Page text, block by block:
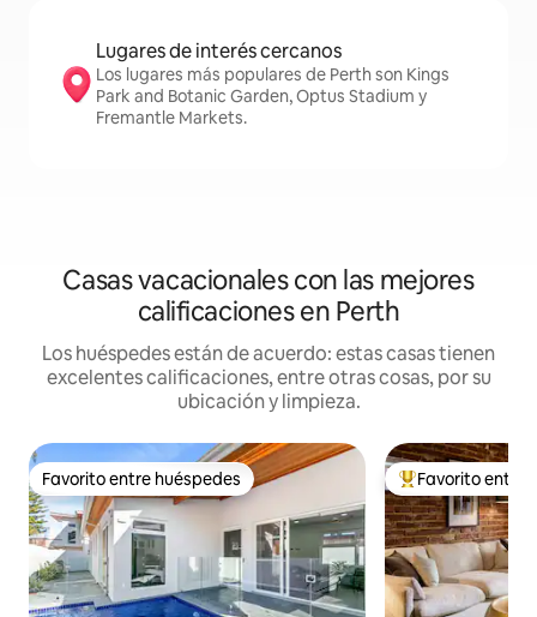
Lugares de interés cercanos
Los lugares más populares de Perth son Kings
Park and Botanic Garden, Optus Stadium y
Fremantle Markets.
Casas vacacionales con las mejores
calificaciones en Perth
Los huéspedes están de acuerdo: estas casas tienen
excelentes calificaciones, entre otras cosas, por su
ubicación y limpieza.
Favorito entre huéspedes
Favorito entre huéspedes Favorito entre
Favorito entre